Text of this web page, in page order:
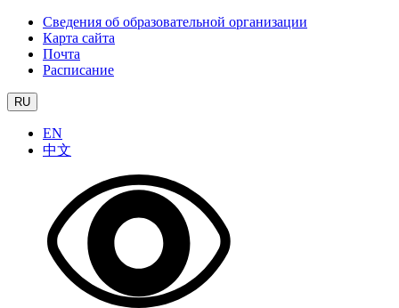
Сведения об образовательной организации
Карта сайта
Почта
Расписание
RU
EN
中文